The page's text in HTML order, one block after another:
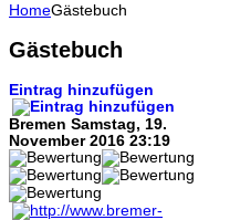
HomeGästebuch
Gästebuch
Eintrag hinzufügen
Bremen Samstag, 19.
November 2016 23:19